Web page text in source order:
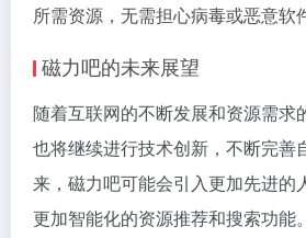
所需资源，无需担心病毒或恶意软
磁力吧的未来展望
随着互联网的不断发展和资源需求
也将继续进行技术创新，不断完善
来，磁力吧可能会引入更加先进的
更加智能化的资源推荐和搜索功能